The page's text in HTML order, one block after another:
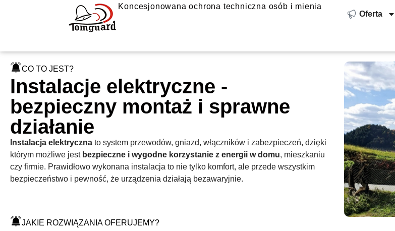
Koncesjonowana ochrona techniczna osób i mienia
Oferta
CO TO JEST?
Instalacje elektryczne -
bezpieczny montaż i sprawne
działanie
Instalacja elektryczna to system przewodów, gniazd, włączników i zabezpieczeń, dzięki
którym możliwe jest bezpieczne i wygodne korzystanie z energii w domu, mieszkaniu
czy firmie. Prawidłowo wykonana instalacja to nie tylko komfort, ale przede wszystkim
bezpieczeństwo i pewność, że urządzenia działają bezawaryjnie.
JAKIE ROZWIĄZANIA OFERUJEMY?